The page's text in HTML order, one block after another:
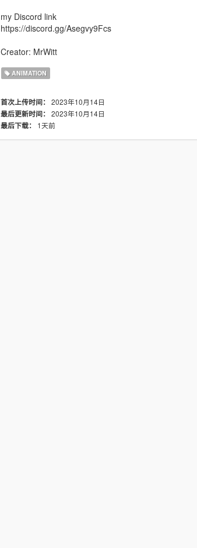
my Discord link
https://discord.gg/Asegvy9Fcs
Creator: MrWitt
ANIMATION
首次上传时间： 2023年10月14日
最后更新时间： 2023年10月14日
最后下载：
1天前